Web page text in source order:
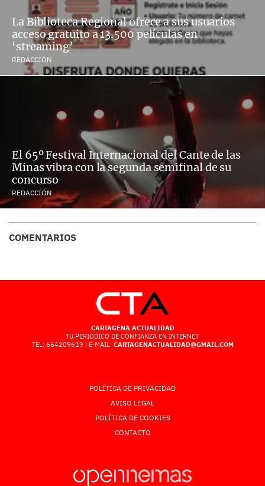
La Biblioteca Regional ofrece a sus usuarios
acceso gratuito a 13.500 películas en
‘streaming’
REDACCIÓN
El 65º Festival Internacional del Cante de las
Minas vibra con la segunda semifinal de su
concurso
REDACCIÓN
COMENTARIOS
CARTAGENA ACTUALIDAD
TU PERIÓDICO DE CONFIANZA EN INTERNET.
TEL: 664209619 | E-MAIL: CARTAGENACTUALIDAD@GMAIL.COM
POLÍTICA DE PRIVACIDAD
AVISO LEGAL
POLÍTICA DE COOKIES
CONTACTO